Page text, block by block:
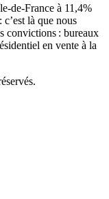
de-France à 11,4%
là que nous
convictions : bureaux
en vente à la